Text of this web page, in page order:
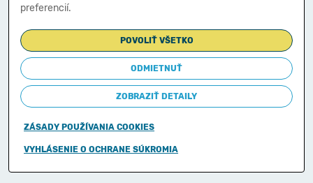
preferencií.
POVOLIŤ VŠETKO
ODMIETNUŤ
ZOBRAZIŤ DETAILY
ZÁSADY POUŽÍVANIA COOKIES
VYHLÁSENIE O OCHRANE SÚKROMIA
Copyright © 2011-2026